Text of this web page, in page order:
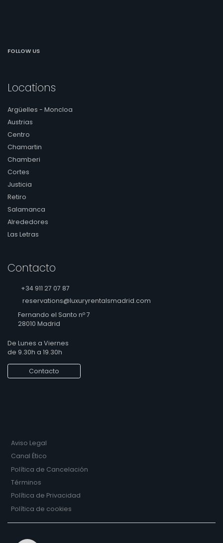
FOLLOW US
Locations
Argüelles - Moncloa
Austrias
Centro
Chamartin
Chamberi
Cortes
Justicia
Retiro
Salamanca
Alrededores
Las Letras
Contacto
+34 911 27 07 87
reservations@luxuryrentalsmadrid.com
Fernando el Santo nº 7
28010 Madrid
De Lunes a Viernes
de 9.30h a 19.30h
Contacto
Aviso Legal
Canal Ético
Política de Cancelación
Términos
Política de Privacidad
Política de cookies